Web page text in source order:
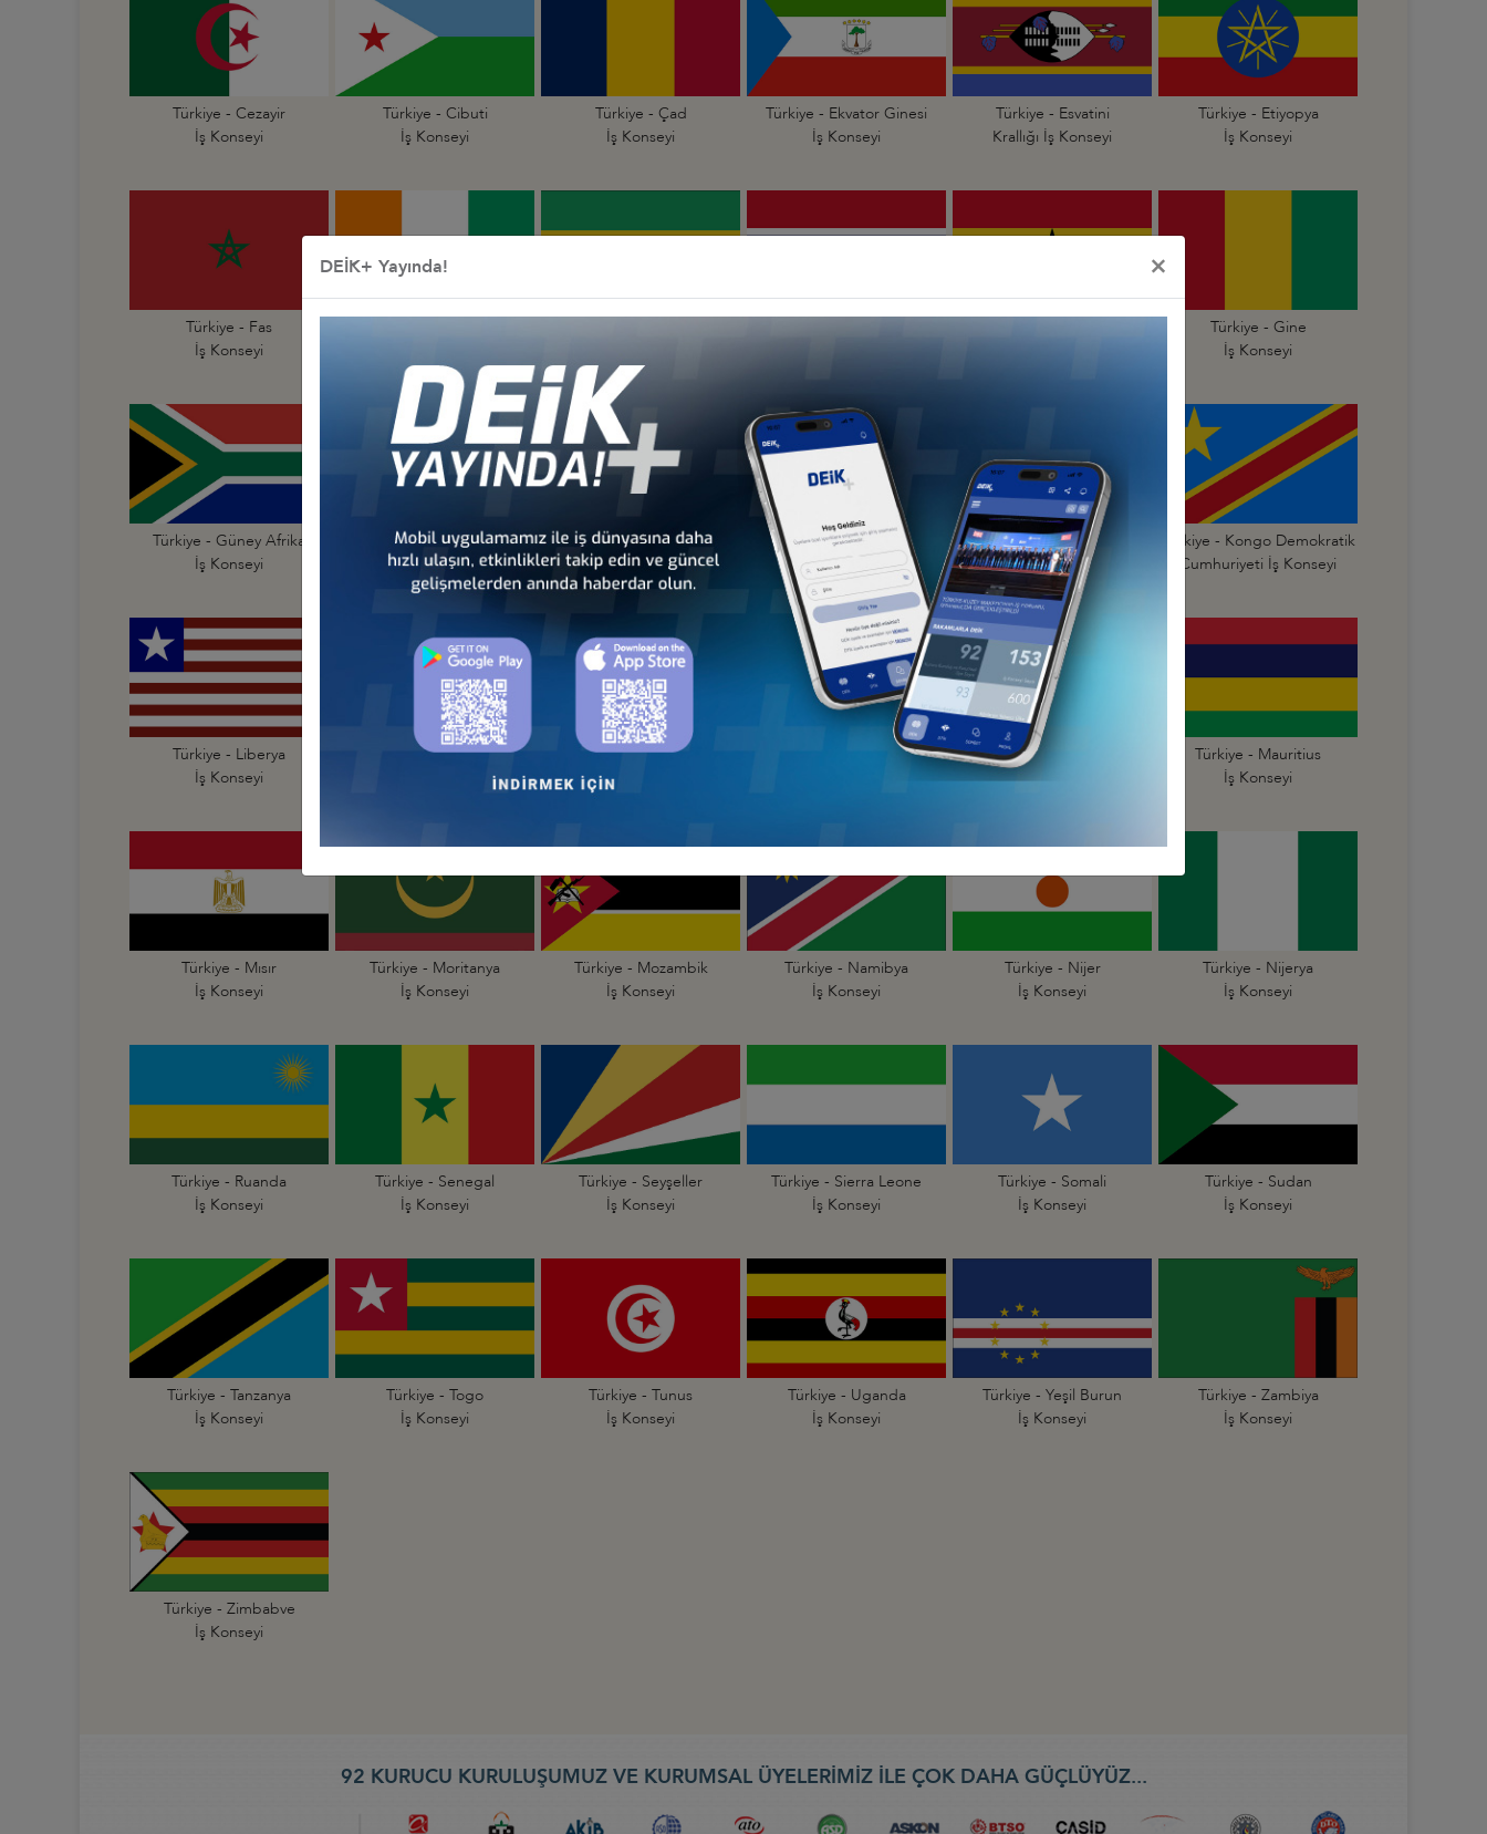
Türkiye - Cezayir
İş Konseyi
Türkiye - Cibuti
İş Konseyi
Türkiye - Çad
İş Konseyi
Türkiye - Ekvator Ginesi
İş Konseyi
Türkiye - Esvatini
Krallığı İş Konseyi
Türkiye - Etiyopya
İş Konseyi
Türkiye - Fas
İş Konseyi
Türkiye - Gine
İş Konseyi
Türkiye - Güney Afrika
İş Konseyi
Türkiye - Güney Sudan
İş Konseyi
Türkiye - Kamerun
İş Konseyi
Türkiye - Kenya
İş Konseyi
Türkiye - Kongo
Cumhuriyeti İş Konseyi
Türkiye - Kongo Demokratik
Cumhuriyeti İş Konseyi
Türkiye - Liberya
İş Konseyi
Türkiye - Libya
Türkiye - Madagaskar
İş Konseyi
Türkiye - Mali
İş Konseyi
Türkiye - Mauritius
İş Konseyi
Türkiye - Mısır
İş Konseyi
Türkiye - Moritanya
İş Konseyi
Türkiye - Mozambik
İş Konseyi
Türkiye - Namibya
İş Konseyi
Türkiye - Nijer
İş Konseyi
Türkiye - Nijerya
İş Konseyi
Türkiye - Ruanda
İş Konseyi
Türkiye - Senegal
İş Konseyi
Türkiye - Seyşeller
İş Konseyi
Türkiye - Sierra Leone
İş Konseyi
Türkiye - Somali
İş Konseyi
Türkiye - Sudan
İş Konseyi
Türkiye - Tanzanya
İş Konseyi
Türkiye - Togo
İş Konseyi
Türkiye - Tunus
İş Konseyi
Türkiye - Uganda
İş Konseyi
Türkiye - Yeşil Burun
İş Konseyi
Türkiye - Zambiya
İş Konseyi
Türkiye - Zimbabve
İş Konseyi
92 KURUCU KURULUŞUMUZ VE KURUMSAL ÜYELERİMİZ İLE ÇOK DAHA GÜÇLÜYÜZ...
DEİK+ Yayında! ×